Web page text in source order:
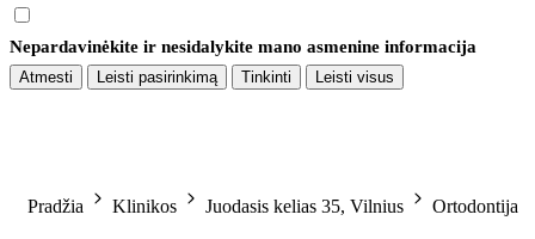
Nepardavinėkite ir nesidalykite mano asmenine informacija
Atmesti Leisti pasirinkimą Tinkinti Leisti visus
Pradžia Klinikos Juodasis kelias 35, Vilnius Ortodontija